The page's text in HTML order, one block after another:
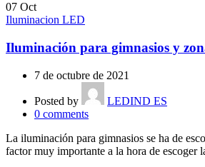
07 Oct
Iluminacion LED
Iluminación para gimnasios y
7 de octubre de 2021
Posted by
LEDIND ES
0 comments
La iluminación para gimnasios se ha de
factor muy importante a la hora de escoger